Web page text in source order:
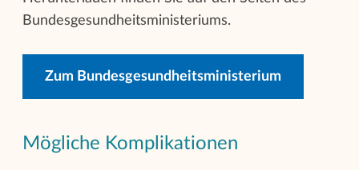
Bundesgesundheitsministeriums.
Zum Bundesgesundheitsministerium
Mögliche Komplikationen